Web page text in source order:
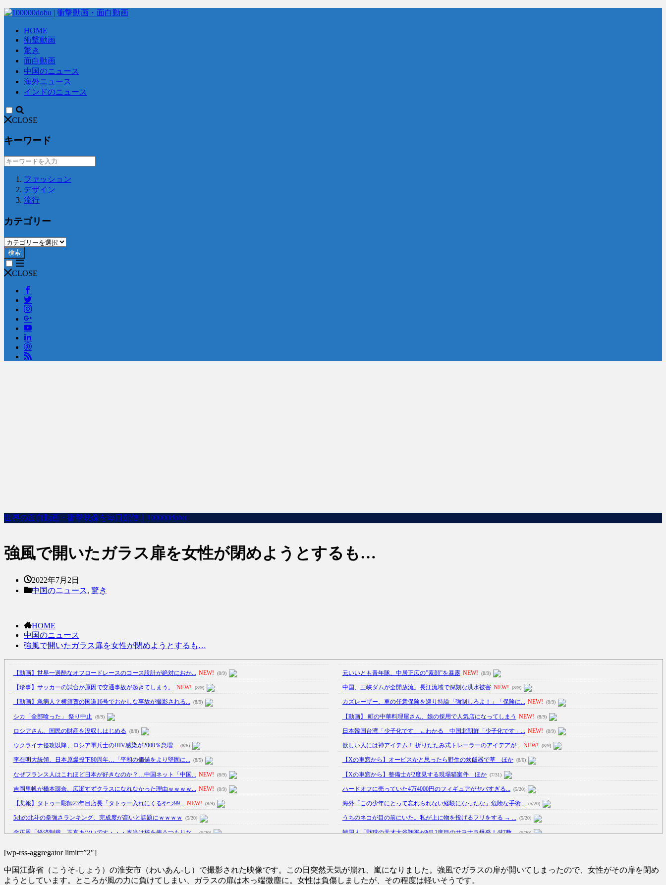
HOME
衝撃動画
驚き
面白動画
中国のニュース
海外ニュース
インドのニュース
CLOSE
キーワード
ファッション
デザイン
流行
カテゴリー
検索
CLOSE
世界の面白動画・衝撃映像を毎日配信｜100000dobu
強風で開いたガラス扉を女性が閉めようとするも…
2022年7月2日
中国のニュース, 驚き
HOME
中国のニュース
強風で開いたガラス扉を女性が閉めようとするも…
【動画】世界一過酷なオフロードレースのコース設計が絶対におか... NEW! (8/9)
【珍事】サッカーの試合が原因で交通事故が起きてしまう。 NEW! (8/9)
【動画】急病人？横須賀の国道16号でおかしな事故が撮影される... (8/9)
シカ「全部喰った」 祭り中止 (8/9)
ロシアさん、国民の財産を没収しはじめる (8/8)
ウクライナ侵攻以降、ロシア軍兵士のHIV感染が2000％急増... (8/6)
李在明大統領、日本原爆投下80周年…「平和の価値をより堅固に... (8/5)
なぜフランス人はこれほど日本が好きなのか？…中国ネット「中国... NEW! (8/9)
吉岡里帆が橋本環奈、広瀬すずクラスになれなかった理由ｗｗｗｗ... NEW! (8/9)
【悲報】タトゥー彫師23年目店長「タトゥー入れにくるやつ99... NEW! (8/9)
5chの北斗の拳強さランキング、完成度が高いと話題にｗｗｗｗ (5/20)
金正恩「経済制裁、正直キツいです・・・本当は核を使うつもりな... (5/20)
顔20点、体80点と評価されていた女子学生が男子学生らの性の... (12/26)
元いいとも青年隊、中居正広の”素顔”を暴露 NEW! (8/9)
中国、三峡ダムが全開放流。長江流域で深刻な洪水被害 NEW! (8/9)
カズレーザー、車の任意保険を巡り持論「強制しろよ！」「保険に... NEW! (8/9)
【動画】 町の中華料理屋さん、娘の採用で人気店になってしまう NEW! (8/9)
日本韓国台湾「少子化です」←わかる 中国北朝鮮「少子化です」... NEW! (8/9)
欲しい人には神アイテム！ 折りたたみ式トレーラーのアイデアが... NEW! (8/9)
【Xの車窓から】オービスかと思ったら野生の炊飯器で草 ほか (8/6)
【Xの車窓から】整備士が2度見する現場猫案件 ほか (7/31)
ハードオフに売っていた4万4000円のフィギュアがヤバすぎる... (5/20)
海外「この少年にとって忘れられない経験になったな」危険な手術... (5/20)
うちのネコが目の前にいた。私が上に物を投げるフリをする → ... (5/20)
韓国人「野球の天才大谷翔平がML2度目のサヨナラ爆発！4打数... (5/20)
【中国】パトカーの前で好演技www当たり屋やお煽り運転など盛...
[wp-rss-aggregator limit=”2″]
中国江蘇省（こうそ-しょう）の淮安市（わいあん-し）で撮影された映像です。この日突然天気が崩れ、嵐になりました。強風でガラスの扉が開いてしまったので、女性がその扉を閉め
ようとしています。ところが風の力に負けてしまい、ガラスの扉は木っ端微塵に。女性は負傷しましたが、その程度は軽いそうです。